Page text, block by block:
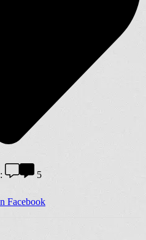
5
Facebook